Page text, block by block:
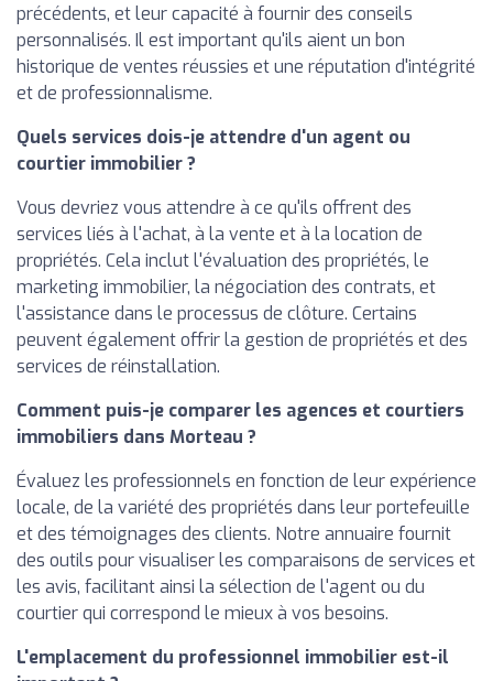
précédents, et leur capacité à fournir des conseils
personnalisés. Il est important qu'ils aient un bon
historique de ventes réussies et une réputation d'intégrité
et de professionnalisme.
Quels services dois-je attendre d'un agent ou
courtier immobilier ?
Vous devriez vous attendre à ce qu'ils offrent des
services liés à l'achat, à la vente et à la location de
propriétés. Cela inclut l'évaluation des propriétés, le
marketing immobilier, la négociation des contrats, et
l'assistance dans le processus de clôture. Certains
peuvent également offrir la gestion de propriétés et des
services de réinstallation.
Comment puis-je comparer les agences et courtiers
immobiliers dans Morteau ?
Évaluez les professionnels en fonction de leur expérience
locale, de la variété des propriétés dans leur portefeuille
et des témoignages des clients. Notre annuaire fournit
des outils pour visualiser les comparaisons de services et
les avis, facilitant ainsi la sélection de l'agent ou du
courtier qui correspond le mieux à vos besoins.
L'emplacement du professionnel immobilier est-il